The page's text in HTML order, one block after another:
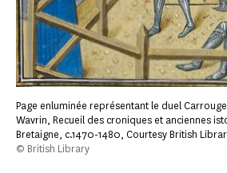
Page enluminée représentant le duel
Wavrin, Recueil des croniques et anciennes
Bretaigne, c.1470-1480, Courtesy British
© British Library